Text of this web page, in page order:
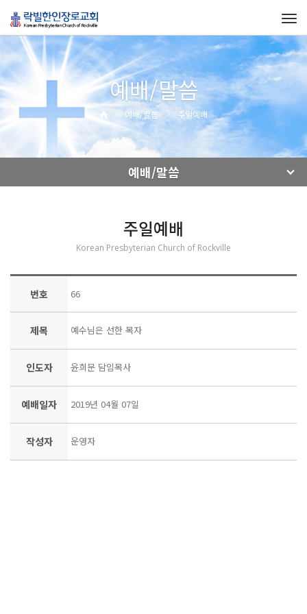
예배/말씀
예배/말씀 주일예배
예배/말씀
주일예배
Korean Presbyterian Church of Rockville
번호 66
제목 예수님은 선한 목자
인도자 윤희문 담임목사
예배일자 2019년 04월 07일
작성자 운영자